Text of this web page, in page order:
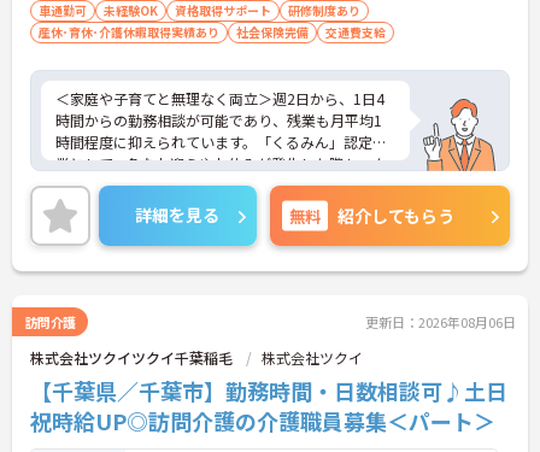
車通勤可 未経験OK 資格取得サポート
研修制度あり
産休･育休･介護休暇取得実績あり
社会保険完備 交通費支給
＜家庭や子育てと無理なく両立＞週2日から、1日4
時間からの勤務相談が可能であり、残業も月平均1
時間程度に抑えられています。「くるみん」認定企
業として、急なお迎えやお休みが発生した際もスタ
ッフ同士で助け合う風土があります。
＜資格を活かして新たな環境でスタート＞初任者研
修以上の資格があれば、実務未経験の方やブランク
がある方も丁寧な指導を受けながら、同期の仲間と
一緒に新しい事業所を創り上げていくやりがいを感
＜頑張りが収入に直結する環境＞土日祝日の時給10
0円アップや毎月のICT手当が用意されており、ご自
身のライフスタイルに合わせた勤務時間で安定した
収入を得ることが可能です。
詳細を見る 無料 紹介してもらう
訪問介護 更新日：2026年08月06日
株式会社ツクイツクイ千葉稲毛 株式会社ツクイ
【千葉県／千葉市】勤務時間・日数相談可♪土日
祝時給UP◎訪問介護の介護職員募集＜パート＞